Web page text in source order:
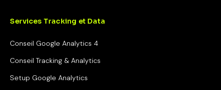
Services Tracking et Data
Conseil Google Analytics 4
Conseil Tracking & Analytics
Setup Google Analytics